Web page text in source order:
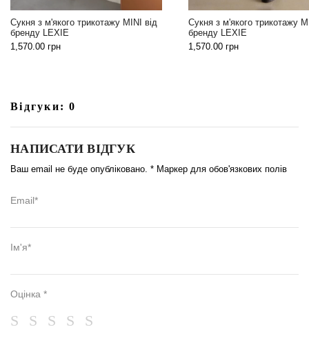
Сукня з м'якого трикотажу MINI від
бренду LEXIE
1,570.00 грн
Сукня з м'якого трикотажу
бренду LEXIE
1,570.00 грн
Відгуки: 0
НАПИСАТИ ВІДГУК
Ваш email не буде опубліковано. * Маркер для обов'язкових полів
Email*
Ім'я*
Оцінка *